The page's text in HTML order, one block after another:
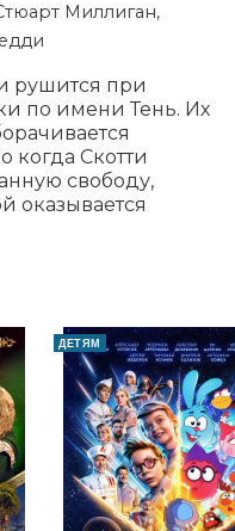
Миллиган,
рушится при
по имени Тень. Их
Скотти
свободу,
оказывается
ДЕТЯМ